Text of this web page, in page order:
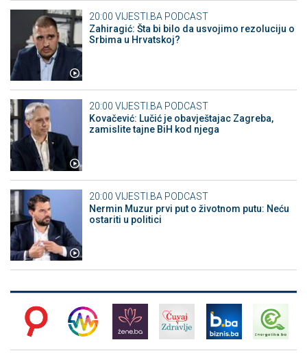
20:00 VIJESTI.BA PODCAST
Zahiragić: Šta bi bilo da usvojimo rezoluciju o
Srbima u Hrvatskoj?
20:00 VIJESTI.BA PODCAST
Kovačević: Lučić je obavještajac Zagreba,
zamislite tajne BiH kod njega
20:00 VIJESTI.BA PODCAST
Nermin Muzur prvi put o životnom putu: Neću
ostariti u politici